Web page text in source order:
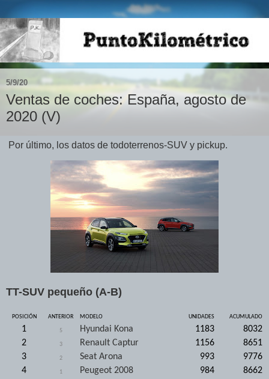
5/9/20
Ventas de coches: España, agosto de
2020 (V)
Por último, los datos de todoterrenos-SUV y pickup.
TT-SUV pequeño (A-B)
POSICIÓN ANTERIOR MODELO UNIDADES ACUMULADO
1 5 Hyundai Kona 1183
8032
2
3 Renault Captur 1156
8651
3
2 Seat Arona 993
9776
4
1 Peugeot 2008 984
8662